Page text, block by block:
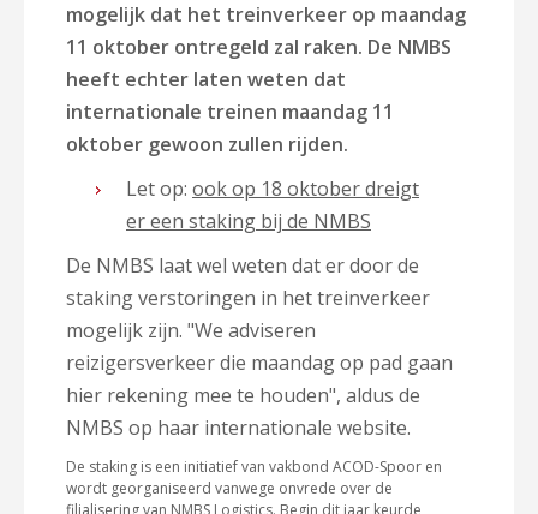
mogelijk dat het treinverkeer op maandag
11 oktober ontregeld zal raken. De NMBS
heeft echter laten weten dat
internationale treinen maandag 11
oktober gewoon zullen rijden.
Let op: ook op 18 oktober dreigt
er een staking bij de NMBS
De NMBS laat wel weten dat er door de
staking verstoringen in het treinverkeer
mogelijk zijn. "We adviseren
reizigersverkeer die maandag op pad gaan
hier rekening mee te houden", aldus de
NMBS op haar internationale website.
De staking is een initiatief van vakbond ACOD-Spoor en
wordt georganiseerd vanwege onvrede over de
filialisering van NMBS Logistics. Begin dit jaar keurde